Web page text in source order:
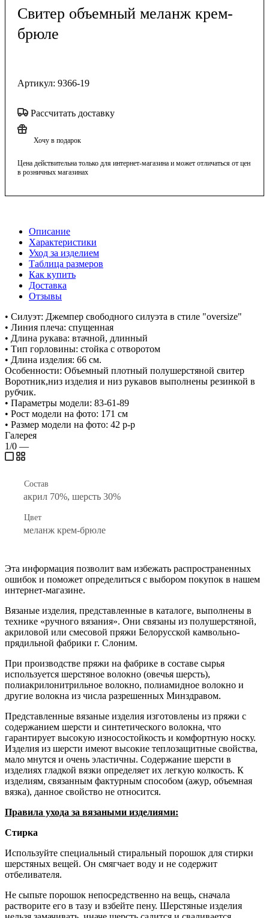
Свитер объемный меланж крем-
брюле
Артикул: 9366-19
Рассчитать доставку
Хочу в подарок
Цена действительна только для интернет-магазина и может отличаться от цен
в розничных магазинах
Описание
Характеристики
Уход за изделием
Таблица размеров
Как купить
Доставка
Отзывы
• Силуэт: Джемпер свободного силуэта в стиле "oversize"
• Линия плеча: спущенная
• Длина рукава: втачной, длинный
• Тип горловины: стойка с отворотом
• Длина изделия: 66 см.
Особенности: Объемный плотный полушерстяной свитер
Воротник,низ изделия и низ рукавов выполнены резинкой в
рубчик.
• Параметры модели: 83-61-89
• Рост модели на фото: 171 см
• Размер модели на фото: 42 р-р
Галерея
1/0 —
Состав
акрил 70%, шерсть 30%
Цвет
меланж крем-брюле
Эта информация позволит вам избежать распространенных
ошибок и поможет определиться с выбором покупок в нашем
интернет-магазине.
Вязаные изделия, представленные в каталоге, выполнены в
технике «ручного вязания». Они связаны из полушерстяной,
акриловой или смесовой пряжи Белорусской камвольно-
прядильной фабрики г. Слоним.
При производстве пряжи на фабрике в составе сырья
используется шерстяное волокно (овечья шерсть),
полиакрилонитрильное волокно, полиамидное волокно и
другие волокна из числа разрешенных Минздравом.
Представленные вязаные изделия изготовлены из пряжи с
содержанием шерсти и синтетического волокна, что
гарантирует высокую износостойкость и комфортную носку.
Изделия из шерсти имеют высокие теплозащитные свойства,
мало мнутся и очень эластичны. Содержание шерсти в
изделиях гладкой вязки определяет их легкую колкость. К
изделиям, связанным фактурным способом (ажур, объемная
вязка), данное свойство не относится.
Правила ухода за вязаными изделиями:
Стирка
Используйте специальный стиральный порошок для стирки
шерстяных вещей. Он смягчает воду и не содержит
отбеливателя.
Не сыпьте порошок непосредственно на вещь, сначала
растворите его в тазу и взбейте пену. Шерстяные изделия